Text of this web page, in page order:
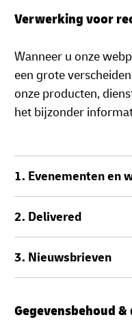
Verwerking voor
Wanneer u onze
een grote
onze producten,
het bijzonder
1. Evenementen en
2. Delivered
3. Nieuwsbrieven
Gegevensbehoud &